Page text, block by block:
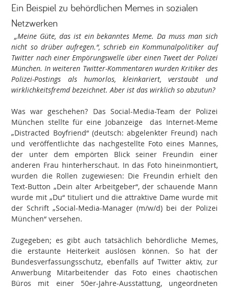
Ein Beispiel zu behördlichen Memes in sozialen
Netzwerken
„Meine Güte, das ist ein bekanntes Meme. Da muss man sich
nicht so drüber aufregen.“, schrieb ein Kommunalpolitiker auf
Twitter nach einer Empörungswelle über einen Tweet der Polizei
München. In weiteren Twitter-Kommentaren wurden Kritiker des
Polizei-Postings als humorlos, kleinkariert, verstaubt und
wirklichkeitsfremd bezeichnet. Aber ist das wirklich so abzutun?
Was war geschehen? Das Social-Media-Team der Polizei
München stellte für eine Jobanzeige das Internet-Meme
„Distracted Boyfriend“ (deutsch: abgelenkter Freund) nach
und veröffentlichte das nachgestellte Foto eines Mannes,
der unter dem empörten Blick seiner Freundin einer
anderen Frau hinterherschaut. In das Foto hineinmontiert,
wurden die Rollen zugewiesen: Die Freundin erhielt den
Text-Button „Dein alter Arbeitgeber“, der schauende Mann
wurde mit „Du“ tituliert und die attraktive Dame wurde mit
der Schrift „Social-Media-Manager (m/w/d) bei der Polizei
München“ versehen.
Zugegeben; es gibt auch tatsächlich behördliche Memes,
die erstaunte Heiterkeit auslösen können. So hat der
Bundesverfassungsschutz, ebenfalls auf Twitter aktiv, zur
Anwerbung Mitarbeitender das Foto eines chaotischen
Büros mit einer 50er-Jahre-Ausstattung, ungeordneten